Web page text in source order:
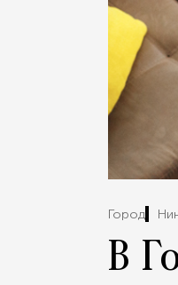
Город
В